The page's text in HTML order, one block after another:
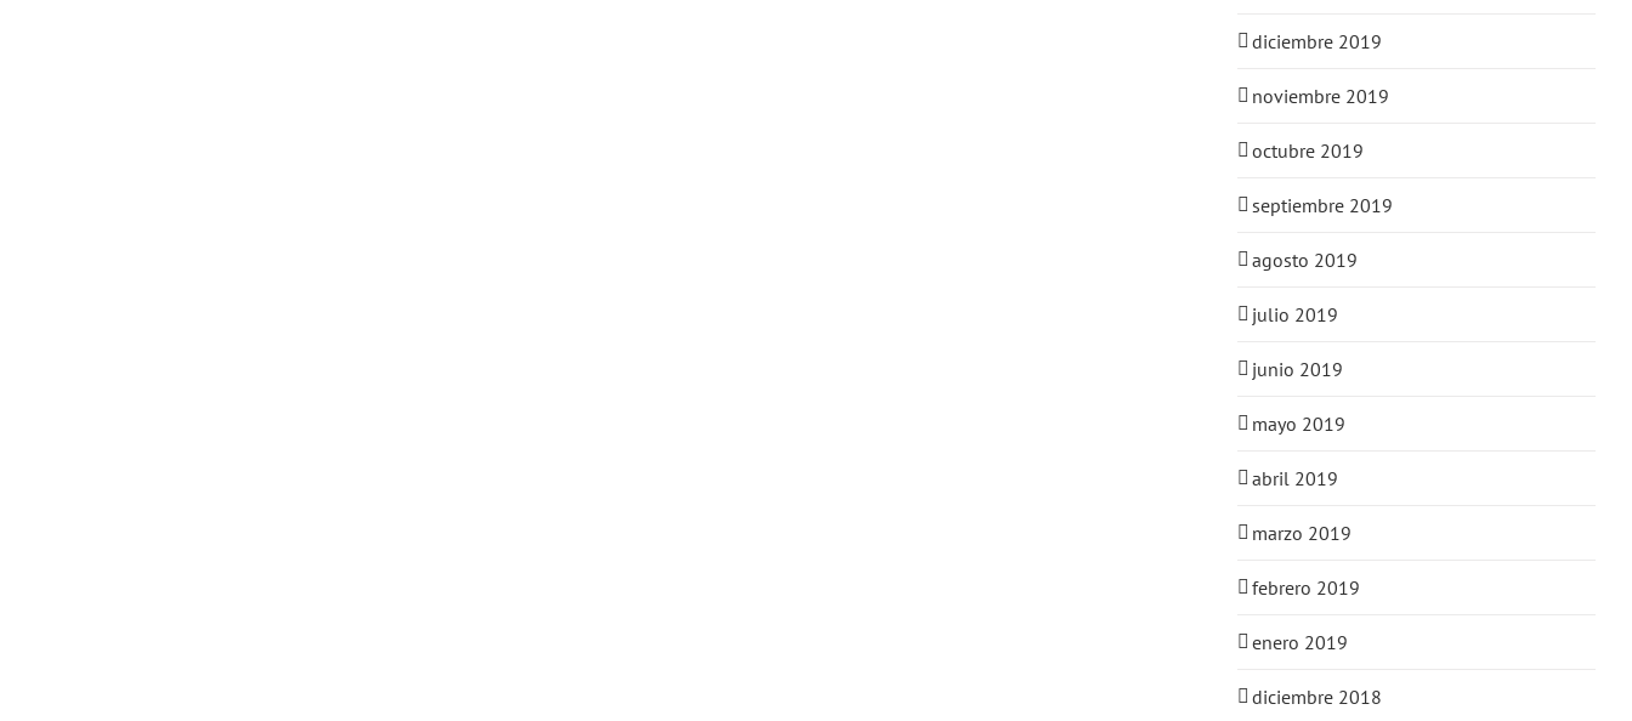
diciembre 2019
noviembre 2019
octubre 2019
septiembre 2019
agosto 2019
julio 2019
junio 2019
mayo 2019
abril 2019
marzo 2019
febrero 2019
enero 2019
diciembre 2018